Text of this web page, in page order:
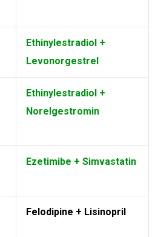
Ethinylestradiol +
Levonorgestrel
Ethinylestradiol +
Norelgestromin
Ezetimibe + Simvastatin
Felodipine + Lisinopril